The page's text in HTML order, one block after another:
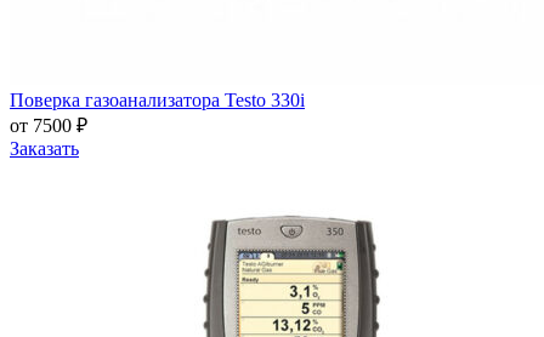
Поверка газоанализатора Testo 330i
от 7500 ₽
Заказать